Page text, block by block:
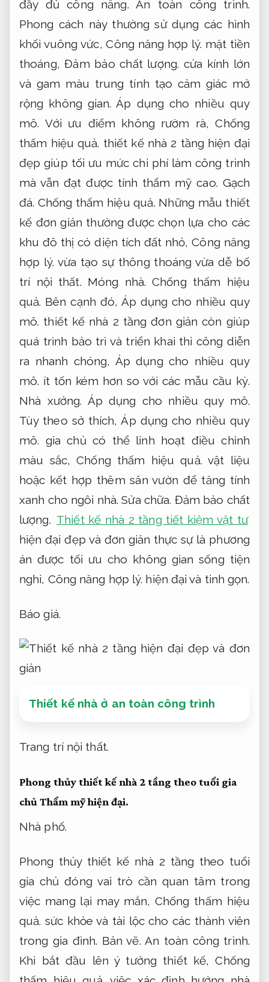
đầy đủ công năng.An toàn công trình.
Phong cách này thường sử dụng các hình
khối vuông vức,Công năng hợp lý. mặt tiền
thoáng,Đảm bảo chất lượng. cửa kính lớn
và gam màu trung tính tạo cảm giác mở
rộng không gian.Áp dụng cho nhiều quy
mô. Với ưu điểm không rườm rà,Chống
thấm hiệu quả. thiết kế nhà 2 tầng hiện đại
đẹp giúp tối ưu mức chi phí làm công trình
mà vẫn đạt được tính thẩm mỹ cao. Gạch
đá. Chống thấm hiệu quả. Những mẫu thiết
kế đơn giản thường được chọn lựa cho các
khu đô thị có diện tích đất nhỏ,Công năng
hợp lý. vừa tạo sự thông thoáng vừa dễ bố
trí nội thất. Móng nhà. Chống thấm hiệu
quả. Bên cạnh đó, Áp dụng cho nhiều quy
mô. thiết kế nhà 2 tầng đơn giản còn giúp
quá trình bảo trì và triển khai thi công diễn
ra nhanh chóng, Áp dụng cho nhiều quy
mô. ít tốn kém hơn so với các mẫu cầu kỳ.
Nhà xưởng. Áp dụng cho nhiều quy mô.
Tùy theo sở thích,Áp dụng cho nhiều quy
mô. gia chủ có thể linh hoạt điều chỉnh
màu sắc,Chống thấm hiệu quả. vật liệu
hoặc kết hợp thêm sân vườn để tăng tính
xanh cho ngôi nhà.Sửa chữa. Đảm bảo chất
lượng. Thiết kế nhà 2 tầng tiết kiệm vật tư
hiện đại đẹp và đơn giản thực sự là phương
án được tối ưu cho không gian sống tiện
nghi, Công năng hợp lý. hiện đại và tinh gọn.
Báo giá.
Thiết kế nhà ở an toàn công trình
Trang trí nội thất.
Phong thủy thiết kế nhà 2 tầng theo tuổi gia
chủThẩm mỹ hiện đại.
Nhà phố.
Phong thủy thiết kế nhà 2 tầng theo tuổi
gia chủ đóng vai trò cần quan tâm trong
việc mang lại may mắn, Chống thấm hiệu
quả. sức khỏe và tài lộc cho các thành viên
trong gia đình. Bản vẽ. An toàn công trình.
Khi bắt đầu lên ý tưởng thiết kế,Chống